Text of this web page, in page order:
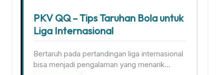
PKV QQ – Tips Taruhan Bola untuk
Liga Internasional
Bertaruh pada pertandingan liga internasional
bisa menjadi pengalaman yang menarik…